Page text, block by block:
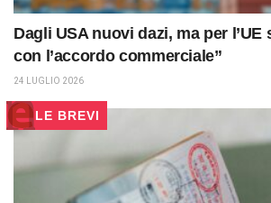
Dagli USA nuovi dazi, ma per l’UE
con l’accordo commerciale”
24 LUGLIO 2026
LE BREVI